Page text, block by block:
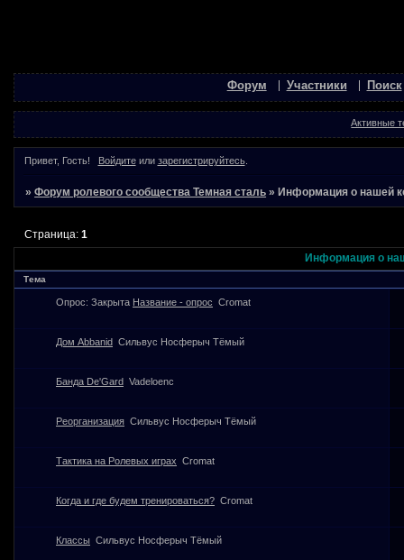
Форум Участники Поиск
Активные
Привет, Гость! Войдитеили зарегистрируйтесь.
»Форум ролевого сообщества Темная сталь »Информация о нашей
Информация о
Страница:1
Тема
Опрос: Закрыта Название - опрос Cromat
Дом Abbanid Сильвус Носферыч Тёмый
Банда De'Gard Vadeloenc
Реорганизация Сильвус Носферыч Тёмый
Тактика на Ролевых играх Cromat
Когда и где будем тренироваться? Cromat
Классы Сильвус Носферыч Тёмый